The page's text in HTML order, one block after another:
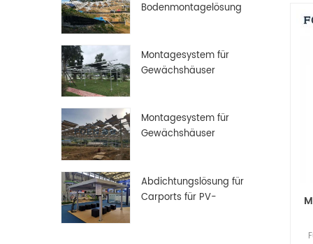
Bodenmontagelösung
Montagesystem für
Gewächshäuser
Montagesystem für
Gewächshäuser
Abdichtungslösung für
Carports für PV-